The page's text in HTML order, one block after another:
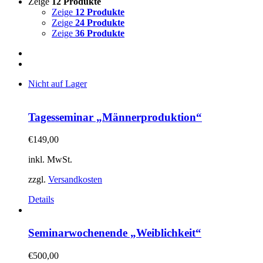
Zeige 12 Produkte
Zeige 24 Produkte
Zeige 36 Produkte
Nicht auf Lager
Tagesseminar „Männerproduktion“
€149,00
inkl. MwSt.
zzgl. Versandkosten
Details
Seminarwochenende „Weiblichkeit“
€500,00